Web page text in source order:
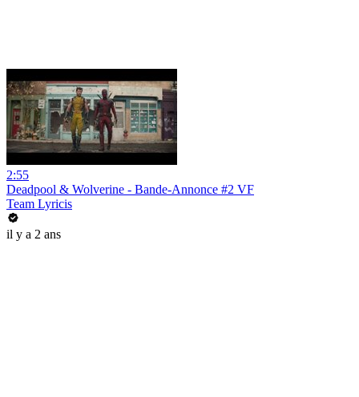
2:55
Deadpool & Wolverine - Bande-Annonce #2 VF
Team Lyricis
il y a 2 ans